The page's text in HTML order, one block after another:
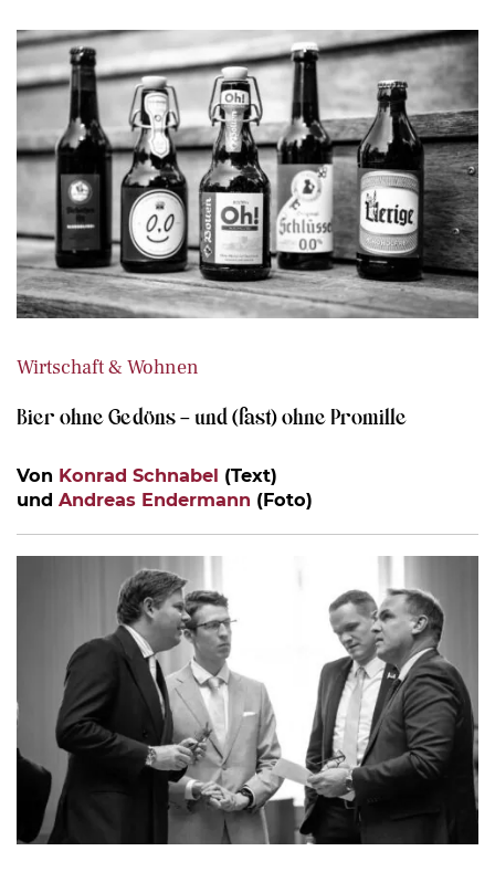
Wirtschaft & Wohnen
Bier ohne Gedöns – und (fast) ohne Promille
Von Konrad Schnabel (Text)
und Andreas Endermann (Foto)